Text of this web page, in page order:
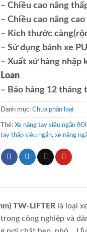
– Chiều cao nâng
– Chiều cao nâng
– Kích thước
– Sử dụng bánh xe
– Xuất xứ hàng nhập
Loan
– Bảo hàng 12 tháng
Danh mục: Chưa phân loại
Thẻ: Xe nâng tay siêu ngắn
tay thấp siêu ngắn, xe nâng
TW-LIFTERlà loại
công nghiệp và